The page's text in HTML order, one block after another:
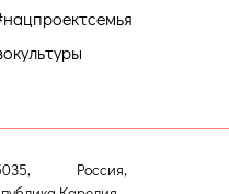
Россия,